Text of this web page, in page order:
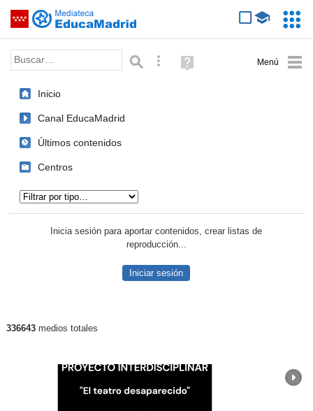
Saltar navegación
Palabra o frase: Búsqueda avanzada
Ayuda
(en
Inicio
Canal EducaMadrid
Últimos contenidos
Centros
Inicia sesión para aportar contenidos, crear listas de
reproducción...
Iniciar sesión
336643medios totales